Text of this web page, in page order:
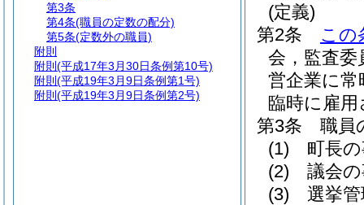
(定義)
第2条
この
会，監査委
営企業に常
臨時に雇
第3条
職員
(1)
町長
(2)
議会
(3)
選挙
第3条
第4条(職員の定数の配分)
第5条(定数外の職員)
附則
附則 (平成17年3月30日条例第10号)
附則 (平成19年3月9日条例第1号)
附則 (平成19年3月9日条例第2号)